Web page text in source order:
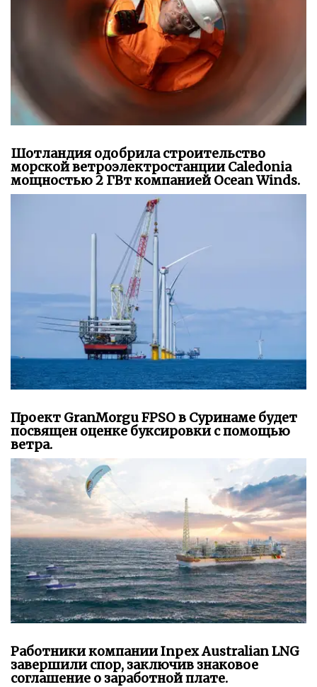
Шотландия одобрила строительство
морской ветроэлектростанции Caledonia
мощностью 2 ГВт компанией Ocean Winds.
Проект GranMorgu FPSO в Суринаме будет
посвящен оценке буксировки с помощью
ветра.
Работники компании Inpex Australian LNG
завершили спор, заключив знаковое
соглашение о заработной плате.